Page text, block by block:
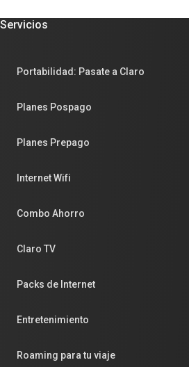
Servicios
Portabilidad: Pasate a Claro
Planes Pospago
Planes Prepago
Internet Wifi
Combo Ahorro
Claro TV
Packs de Internet
Entretenimiento
Roaming para tu viaje